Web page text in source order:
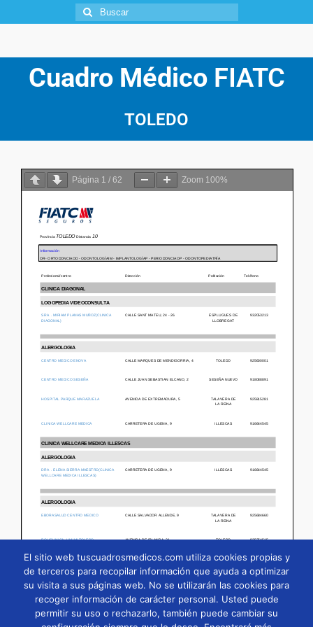
Cuadro Médico FIATC
TOLEDO
Página 1 / 62 Zoom 100%
Página1/62 Zoom100%
El sitio web tuscuadrosmedicos.com utiliza cookies propias y
de terceros para recopilar información que ayuda a optimizar
su visita a sus páginas web. No se utilizarán las cookies para
recoger información de carácter personal. Usted puede
permitir su uso o rechazarlo, también puede cambiar su